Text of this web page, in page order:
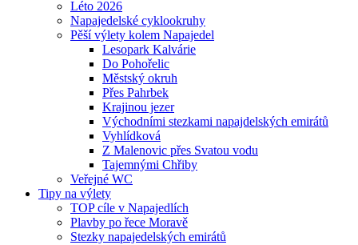
Léto 2026
Napajedelské cyklookruhy
Pěší výlety kolem Napajedel
Lesopark Kalvárie
Do Pohořelic
Městský okruh
Přes Pahrbek
Krajinou jezer
Východními stezkami napajdelských emirátů
Vyhlídková
Z Malenovic přes Svatou vodu
Tajemnými Chřiby
Veřejné WC
Tipy na výlety
TOP cíle v Napajedlích
Plavby po řece Moravě
Stezky napajedelských emirátů